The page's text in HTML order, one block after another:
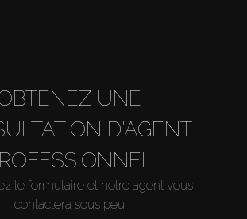
UNE
D'AGENT
le formulaire et notre agent vous
contactera sous peu